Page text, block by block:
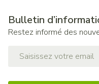
Bulletin
Restez informé des